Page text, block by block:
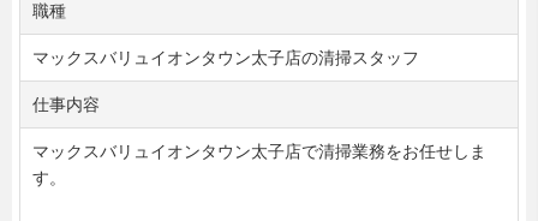
職種
マックスバリュイオンタウン太子店の清掃スタッフ
仕事内容
マックスバリュイオンタウン太子店で清掃業務をお任せしま
す。